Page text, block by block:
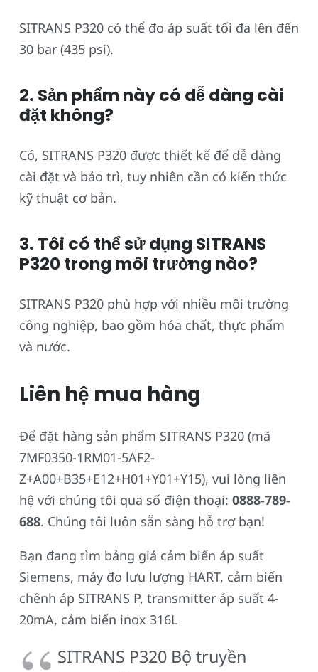
SITRANS P320 có thể đo áp suất tối đa lên đến
30 bar (435 psi).
2. Sản phẩm này có dễ dàng cài
đặt không?
Có, SITRANS P320 được thiết kế để dễ dàng
cài đặt và bảo trì, tuy nhiên cần có kiến thức
kỹ thuật cơ bản.
3. Tôi có thể sử dụng SITRANS
P320 trong môi trường nào?
SITRANS P320 phù hợp với nhiều môi trường
công nghiệp, bao gồm hóa chất, thực phẩm
và nước.
Liên hệ mua hàng
Để đặt hàng sản phẩm SITRANS P320 (mã
7MF0350-1RM01-5AF2-
Z+A00+B35+E12+H01+Y01+Y15), vui lòng liên
hệ với chúng tôi qua số điện thoại: 0888-789-
688. Chúng tôi luôn sẵn sàng hỗ trợ bạn!
Bạn đang tìm bảng giá cảm biến áp suất
Siemens, máy đo lưu lượng HART, cảm biến
chênh áp SITRANS P, transmitter áp suất 4-
20mA, cảm biến inox 316L
SITRANS P320 Bộ truyền